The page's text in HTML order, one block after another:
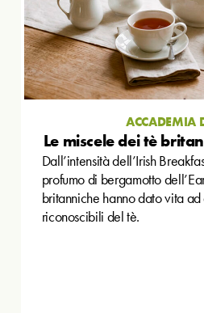
ACCADEMIA
Le miscele dei tè
Dall’intensità dell’Irish
profumo di bergamotto
britanniche hanno dato vita
riconoscibili del tè.